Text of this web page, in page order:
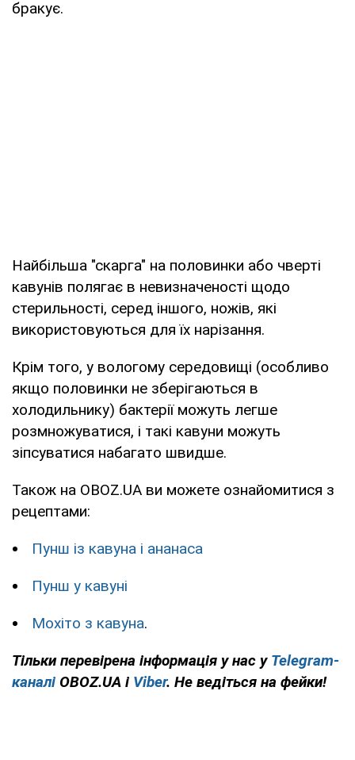
бракує.
Найбільша "скарга" на половинки або чверті
кавунів полягає в невизначеності щодо
стерильності, серед іншого, ножів, які
використовуються для їх нарізання.
Крім того, у вологому середовищі (особливо
якщо половинки не зберігаються в
холодильнику) бактерії можуть легше
розмножуватися, і такі кавуни можуть
зіпсуватися набагато швидше.
Також на OBOZ.UA ви можете ознайомитися з
рецептами:
Пунш із кавуна і ананаса
Пунш у кавуні
Мохіто з кавуна.
Тільки перевірена інформація у нас у Telegram-
каналі OBOZ.UA і Viber. Не ведіться на фейки!